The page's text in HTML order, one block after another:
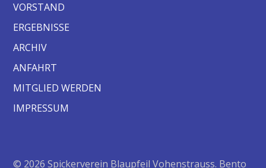
VORSTAND
ERGEBNISSE
ARCHIV
ANFAHRT
MITGLIED WERDEN
IMPRESSUM
© 2026 Spickerverein Blaupfeil Vohenstrauss. Bento